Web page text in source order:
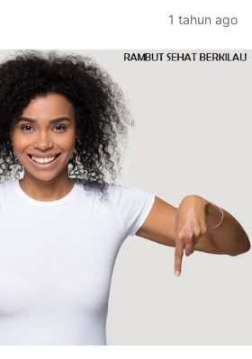
1 tahun ago